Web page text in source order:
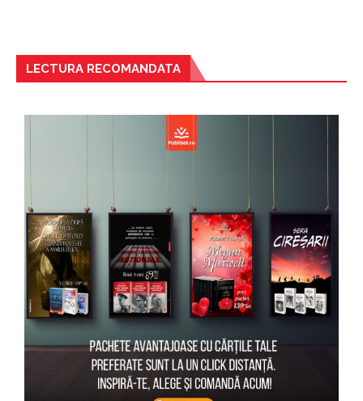
LECTURA RECOMANDATA